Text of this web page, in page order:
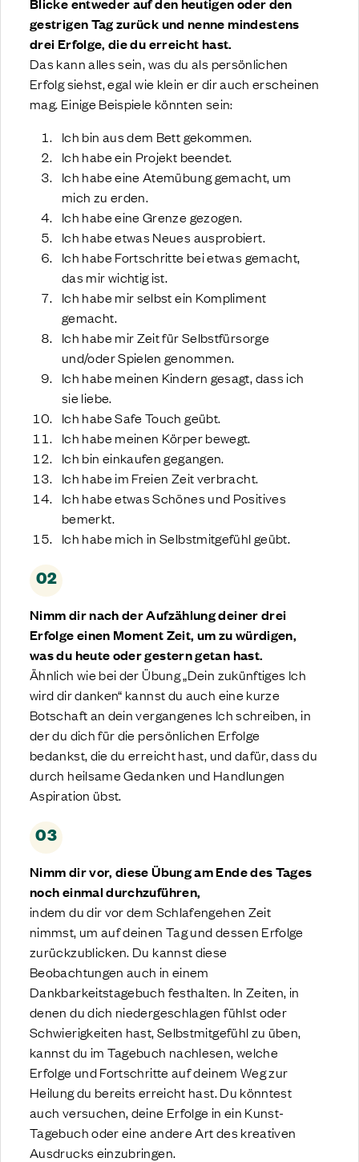
gestrigen Tag zurück und nenne mindestens
drei Erfolge, die du erreicht hast.
Das kann alles sein, was du als persönlichen
Erfolg siehst, egal wie klein er dir auch erscheinen
mag. Einige Beispiele könnten sein:
Ich bin aus dem Bett gekommen.
Ich habe ein Projekt beendet.
Ich habe eine Atemübung gemacht, um
mich zu erden.
Ich habe eine Grenze gezogen.
Ich habe etwas Neues ausprobiert.
Ich habe Fortschritte bei etwas gemacht,
das mir wichtig ist.
Ich habe mir selbst ein Kompliment
gemacht.
Ich habe mir Zeit für Selbstfürsorge
und/oder Spielen genommen.
Ich habe meinen Kindern gesagt, dass ich
sie liebe.
Ich habe Safe Touch geübt.
Ich habe meinen Körper bewegt.
Ich bin einkaufen gegangen.
Ich habe im Freien Zeit verbracht.
Ich habe etwas Schönes und Positives
bemerkt.
Ich habe mich in Selbstmitgefühl geübt.
02
Nimm dir nach der Aufzählung deiner drei
Erfolge einen Moment Zeit, um zu würdigen,
was du heute oder gestern getan hast.
Ähnlich wie bei der Übung „Dein zukünftiges Ich
wird dir danken“ kannst du auch eine kurze
Botschaft an dein vergangenes Ich schreiben, in
der du dich für die persönlichen Erfolge
bedankst, die du erreicht hast, und dafür, dass du
durch heilsame Gedanken und Handlungen
Aspiration übst.
03
Nimm dir vor, diese Übung am Ende des Tages
noch einmal durchzuführen,
indem du dir vor dem Schlafengehen Zeit
nimmst, um auf deinen Tag und dessen Erfolge
zurückzublicken. Du kannst diese
Beobachtungen auch in einem
Dankbarkeitstagebuch festhalten. In Zeiten, in
denen du dich niedergeschlagen fühlst oder
Schwierigkeiten hast, Selbstmitgefühl zu üben,
kannst du im Tagebuch nachlesen, welche
Erfolge und Fortschritte auf deinem Weg zur
Heilung du bereits erreicht hast. Du könntest
auch versuchen, deine Erfolge in ein Kunst-
Tagebuch oder eine andere Art des kreativen
Ausdrucks einzubringen.